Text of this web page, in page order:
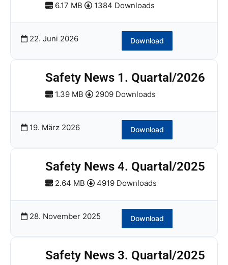
6.17 MB 1384 Downloads
22. Juni 2026 Download
Safety News 1. Quartal/2026
1.39 MB 2909 Downloads
19. März 2026 Download
Safety News 4. Quartal/2025
2.64 MB 4919 Downloads
28. November 2025 Download
Safety News 3. Quartal/2025